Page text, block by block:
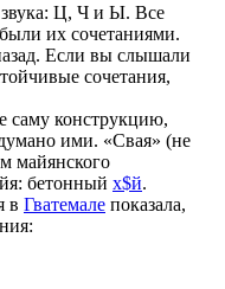
звука: Ц, Ч и Ы. Все
их сочетаниями.
Если вы слышали
сочетания,
саму конструкцию,
ими. «Свая» (не
майянского
бетонный х$й.
в Гватемале показала,